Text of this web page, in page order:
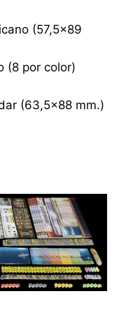
(57,5×89
(8 por color)
(63,5×88 mm.)